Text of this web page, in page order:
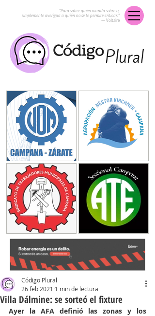
“Para saber quién manda sobre ti,
simplemente averigua a quién no se te permite criticar.”
― Voltaire
Villa Dálmine: se sorteó el fixture
Código Plural
26 feb 2021 1 min de lectura
Ayer la AFA definió las zonas y los